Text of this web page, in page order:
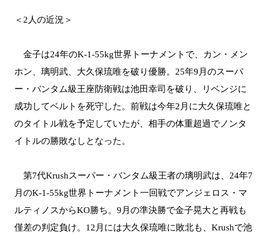
＜2人の近況＞
金子は24年のK-1-55kg世界トーナメントで、カン・メン
ホン、璃明武、大久保琉唯を破り優勝。25年9月のスーパ
ー・バンタム級王座防衛戦は池田幸司を破り、リベンジに
成功してベルトを死守した。前戦は今年2月に大久保琉唯と
のタイトル戦を予定していたが、相手の体重超過でノンタ
イトルの勝敗なしとなった。
第7代Krushスーパー・バンタム級王者の璃明武は、24年7
月のK-1-55kg世界トーナメント一回戦でアンジェロス・マ
ルティノスからKO勝ち。9月の準決勝で金子晃大と再戦も
僅差の判定負け。12月には大久保琉唯に敗北も、Krushで池